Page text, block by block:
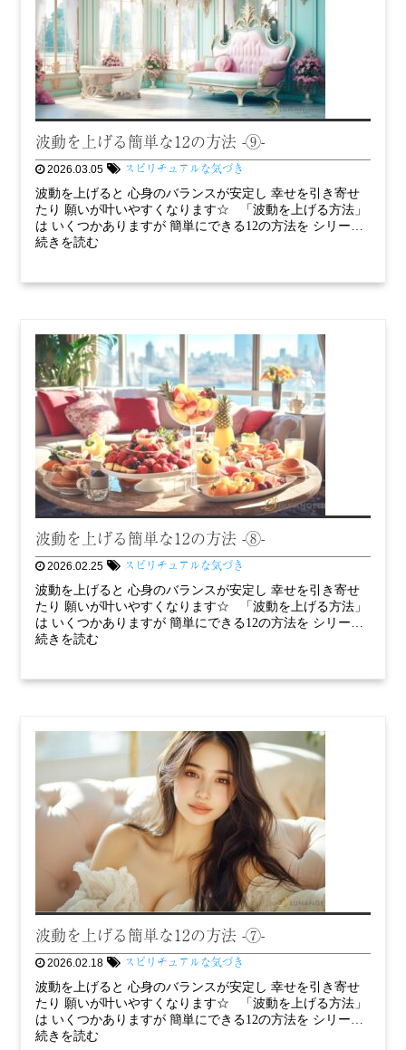
波動を上げる簡単な12の方法 -⑨-
2026.03.05 スピリチュアルな気づき
波動を上げると 心身のバランスが安定し 幸せを引き寄せ
たり 願いが叶いやすくなります☆ 「波動を上げる方法」
は いくつかありますが 簡単にできる12の方法を シリー…
続きを読む
波動を上げる簡単な12の方法 -⑧-
2026.02.25 スピリチュアルな気づき
波動を上げると 心身のバランスが安定し 幸せを引き寄せ
たり 願いが叶いやすくなります☆ 「波動を上げる方法」
は いくつかありますが 簡単にできる12の方法を シリー…
続きを読む
波動を上げる簡単な12の方法 -⑦-
2026.02.18 スピリチュアルな気づき
波動を上げると 心身のバランスが安定し 幸せを引き寄せ
たり 願いが叶いやすくなります☆ 「波動を上げる方法」
は いくつかありますが 簡単にできる12の方法を シリー…
続きを読む